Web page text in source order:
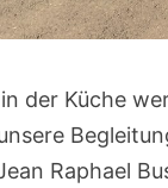
der Küche
Raphael